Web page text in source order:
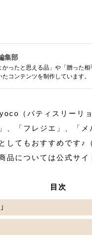
集部
ったと思える品」や「贈った
コンテンツを制作しています。
（パティスリーリ
、「フレジエ」、「
してもおすすめです
品については公式サイ
目次